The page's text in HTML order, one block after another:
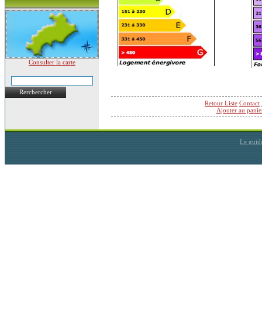
Consulter la carte
Rerchercher
Retour Liste Contact
Ajouter au
Le